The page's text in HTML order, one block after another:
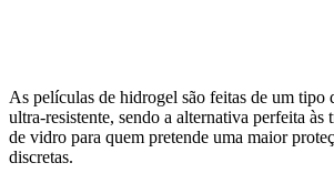
As películas de hidrogel são feitas de um tipo
ultra-resistente, sendo a alternativa perfeita às
de vidro para quem pretende uma maior
discretas.